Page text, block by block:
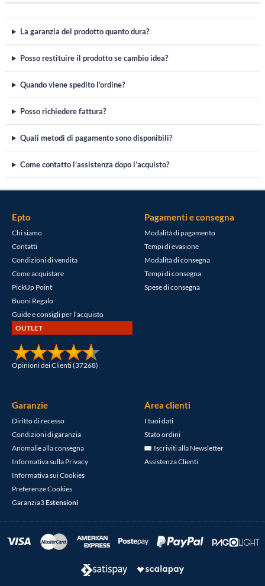
La garanzia del prodotto quanto dura?
Posso restituire il prodotto se cambio idea?
Quando viene spedito l’ordine?
Posso richiedere fattura?
Quali metodi di pagamento sono disponibili?
Come contatto l’assistenza dopo l’acquisto?
Epto
Chi siamo
Contatti
Condizioni di vendita
Come acquistare
PickUp Point
Buoni Regalo
Guide e consigli per l'acquisto
OUTLET
Opinioni dei Clienti (37268)
Pagamenti e consegna
Modalità di pagamento
Tempi di evasione
Modalità di consegna
Tempi di consegna
Spese di consegna
Garanzie
Diritto di recesso
Condizioni di garanzia
Anomalie alla consegna
Informativa sulla Privacy
Informativa sui Cookies
Preferenze Cookies
Garanzia3Estensioni
Area clienti
I tuoi dati
Stato ordini
Iscriviti alla Newsletter
Assistenza Clienti